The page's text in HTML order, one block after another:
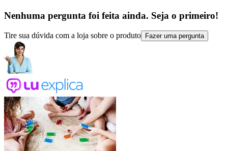
Nenhuma pergunta foi feita ainda. Seja o primeiro!
Tire sua dúvida com a loja sobre o produto Fazer uma pergunta